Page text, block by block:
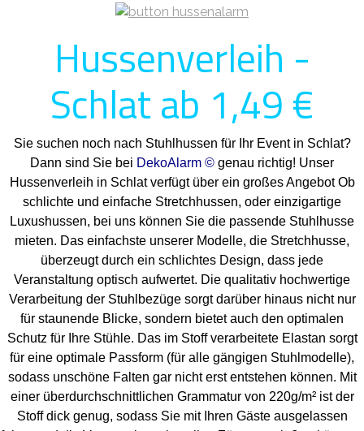
Hussenverleih -
Schlat ab 1,49 €
Sie suchen noch nach Stuhlhussen für Ihr Event in Schlat?
Dann sind Sie bei DekoAlarm © genau richtig! Unser
Hussenverleih in Schlat verfügt über ein großes Angebot Ob
schlichte und einfache Stretchhussen, oder einzigartige
Luxushussen, bei uns können Sie die passende Stuhlhusse
mieten. Das einfachste unserer Modelle, die Stretchhusse,
überzeugt durch ein schlichtes Design, dass jede
Veranstaltung optisch aufwertet. Die qualitativ hochwertige
Verarbeitung der Stuhlbezüge sorgt darüber hinaus nicht nur
für staunende Blicke, sondern bietet auch den optimalen
Schutz für Ihre Stühle. Das im Stoff verarbeitete Elastan sorgt
für eine optimale Passform (für alle gängigen Stuhlmodelle),
sodass unschöne Falten gar nicht erst entstehen können. Mit
einer überdurchschnittlichen Grammatur von 220g/m² ist der
Stoff dick genug, sodass Sie mit Ihren Gäste ausgelassen